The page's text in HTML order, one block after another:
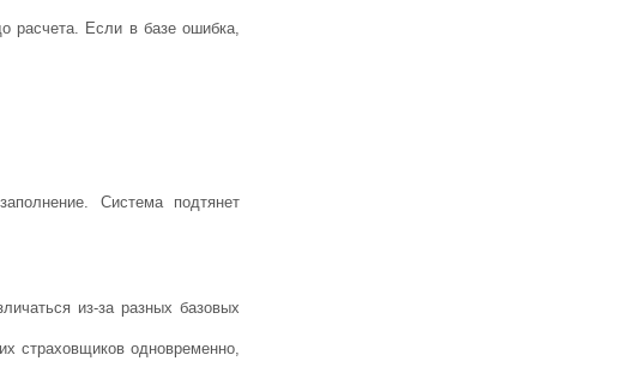
расчета. Если в базе ошибка,
Система подтянет
из-за разных базовых
страховщиков одновременно,